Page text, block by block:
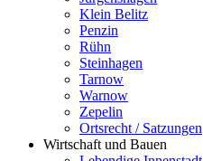
Klein Belitz
Penzin
Rühn
Steinhagen
Tarnow
Warnow
Zepelin
Ortsrecht / Satzungen
Wirtschaft und Bauen